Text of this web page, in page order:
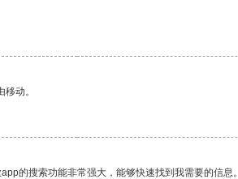
动。
的搜索功能非常强大，能够快速找到我需要的信息。